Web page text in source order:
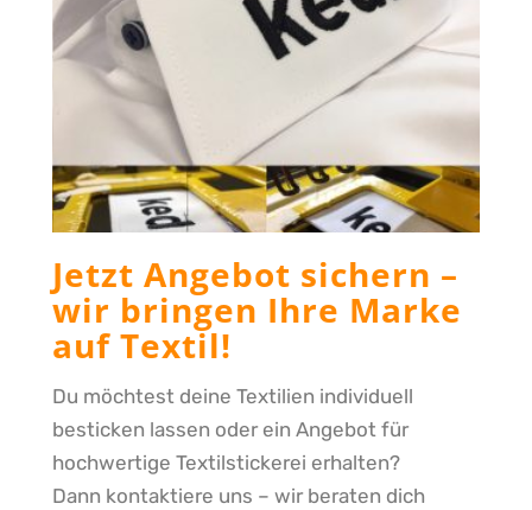
Jetzt Angebot sichern –
wir bringen Ihre Marke
auf Textil!
Du möchtest deine Textilien individuell
besticken lassen oder ein Angebot für
hochwertige Textilstickerei erhalten?
Dann kontaktiere uns – wir beraten dich